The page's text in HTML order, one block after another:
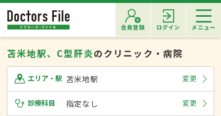
会員登録 ログイン メニュー
苫米地駅、C型肝炎のクリニック・病院
エリア・駅 苫米地駅 変更
診療科目 指定なし 変更